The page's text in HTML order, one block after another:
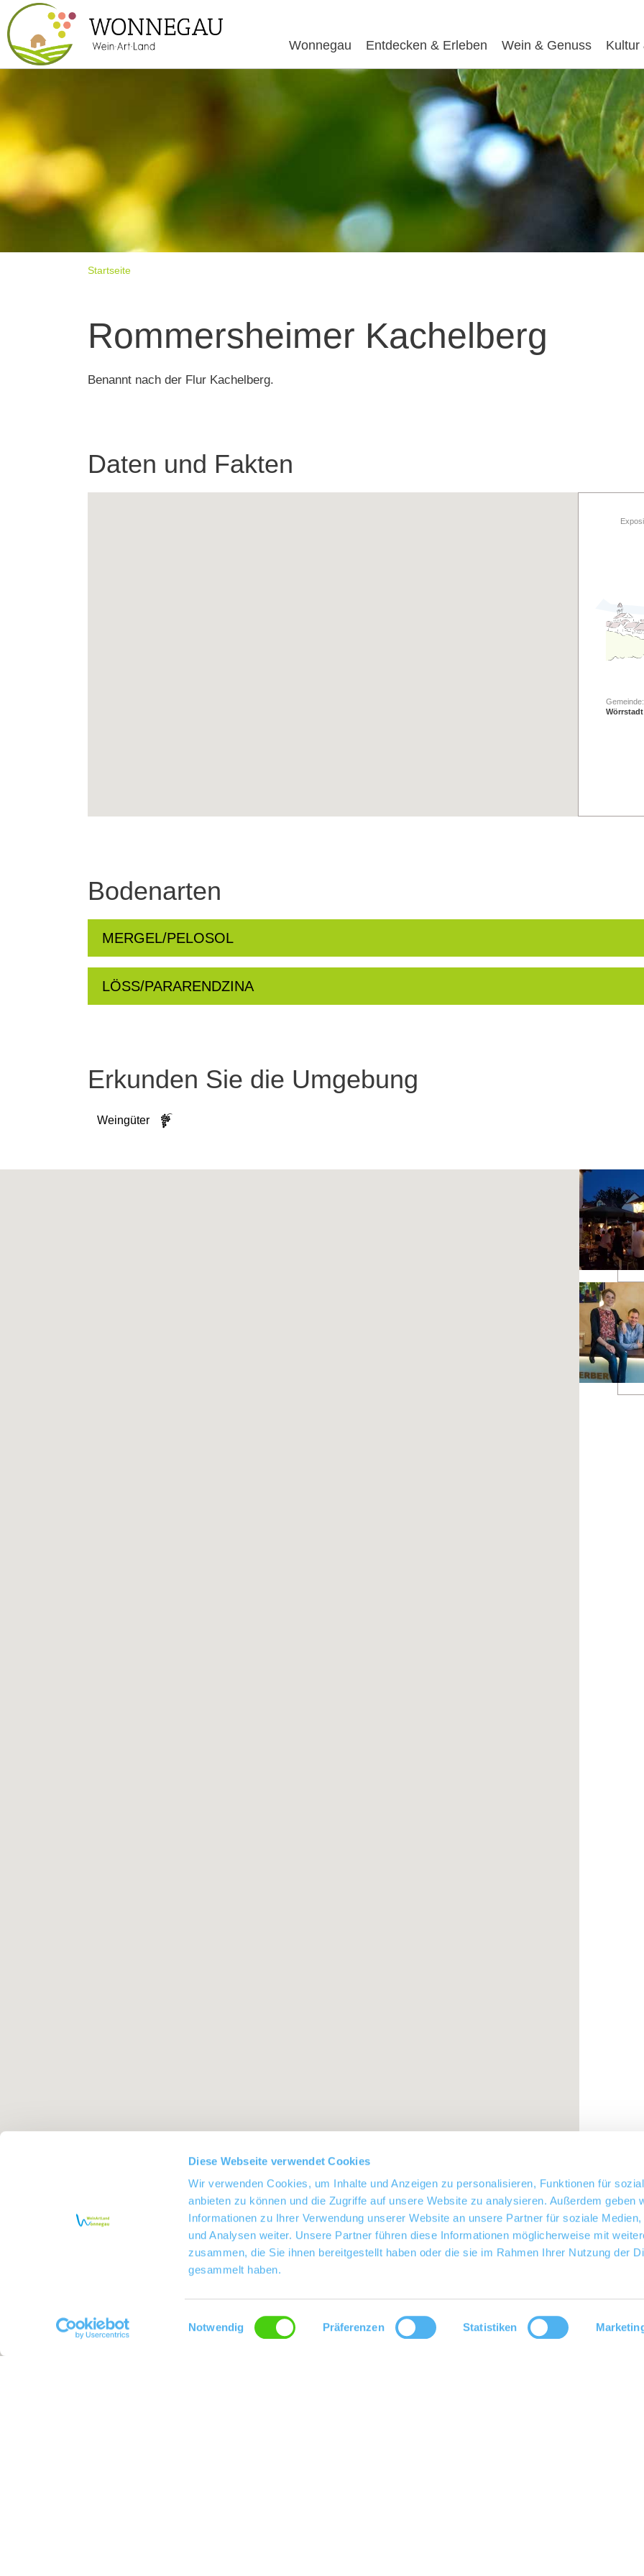
Diese Webseite verwendet Cookies
Wir verwenden Cookies, um Inhalte und Anzeigen zu personalisieren, Funktionen für
anbieten zu können und die Zugriffe auf unsere Website zu analysieren. Außerdem geben
Informationen zu Ihrer Verwendung unserer Website an unsere Partner für soziale Medien,
und Analysen weiter. Unsere Partner führen diese Informationen möglicherweise mit
zusammen, die Sie ihnen bereitgestellt haben oder die sie im Rahmen Ihrer Nutzung der
gesammelt haben.
Einwilligungsauswahl
Notwendig Präferenzen Statistiken
Wonnegau Entdecken & Erleben Wein & Genuss Kultur
Startseite
Rommersheimer Kachelberg
Benannt nach der Flur Kachelberg.
Daten und Fakten
Gemeinde:
Wörrstadt
Bodenarten
MERGEL/PELOSOL
LÖSS/PARARENDZINA
Erkunden Sie die Umgebung
Weingüter